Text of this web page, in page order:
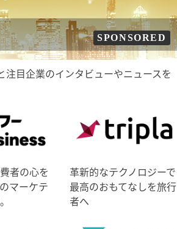
SPONSORED
目企業のインタビューやニュースを
者の心を
マーケテ
革新的なテクノロジーで
最高のおもてなしを旅行
者へ